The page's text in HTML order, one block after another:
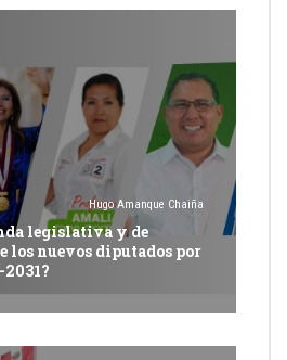
Hugo Amanque Chaiña
legislativa y de
los nuevos diputados por